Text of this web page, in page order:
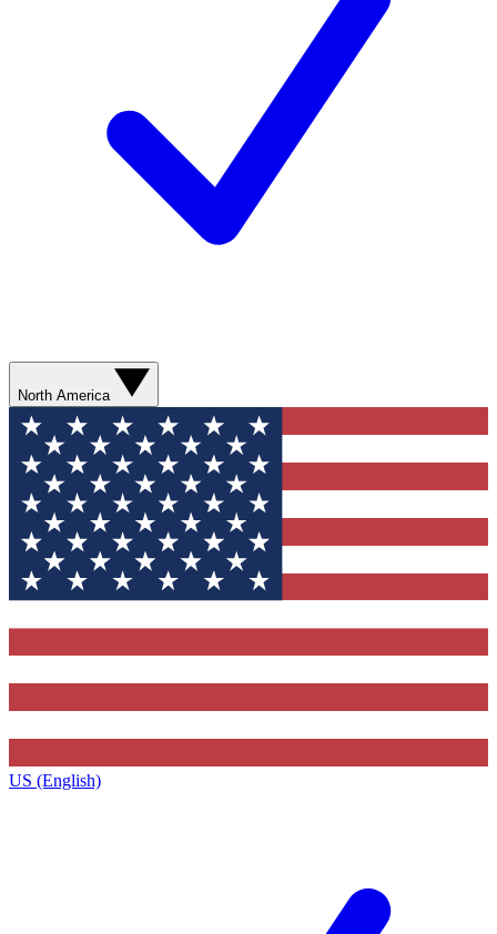
North America
US (English)